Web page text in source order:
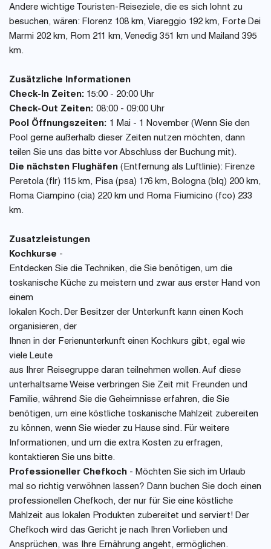
Andere wichtige Touristen-Reiseziele, die es sich lohnt zu
besuchen, wären: Florenz 108 km, Viareggio 192 km, Forte Dei
Marmi 202 km, Rom 211 km, Venedig 351 km und Mailand 395
km.
Zusätzliche Informationen
Check-In Zeiten: 15:00 - 20:00 Uhr
Check-Out Zeiten: 08:00 - 09:00 Uhr
Pool Öffnungszeiten: 1 Mai - 1 November (Wenn Sie den
Pool gerne außerhalb dieser Zeiten nutzen möchten, dann
teilen Sie uns das bitte vor Abschluss der Buchung mit).
Die nächsten Flughäfen (Entfernung als Luftlinie): Firenze
Peretola (flr) 115 km, Pisa (psa) 176 km, Bologna (blq) 200 km,
Roma Ciampino (cia) 220 km und Roma Fiumicino (fco) 233
km.
Zusatzleistungen
Kochkurse -
Entdecken Sie die Techniken, die Sie benötigen, um die
toskanische Küche zu meistern und zwar aus erster Hand von
einem
lokalen Koch. Der Besitzer der Unterkunft kann einen Koch
organisieren, der
Ihnen in der Ferienunterkunft einen Kochkurs gibt, egal wie
viele Leute
aus Ihrer Reisegruppe daran teilnehmen wollen. Auf diese
unterhaltsame Weise verbringen Sie Zeit mit Freunden und
Familie, während Sie die Geheimnisse erfahren, die Sie
benötigen, um eine köstliche toskanische Mahlzeit zubereiten
zu können, wenn Sie wieder zu Hause sind. Für weitere
Informationen, und um die extra Kosten zu erfragen,
kontaktieren Sie uns bitte.
Professioneller Chefkoch - Möchten Sie sich im Urlaub
mal so richtig verwöhnen lassen? Dann buchen Sie doch einen
professionellen Chefkoch, der nur für Sie eine köstliche
Mahlzeit aus lokalen Produkten zubereitet und serviert! Der
Chefkoch wird das Gericht je nach Ihren Vorlieben und
Ansprüchen, was Ihre Ernährung angeht, ermöglichen.